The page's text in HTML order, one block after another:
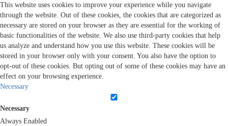
This website uses cookies to improve your experience while you navigate
through the website. Out of these cookies, the cookies that are categorized as
necessary are stored on your browser as they are essential for the working of
basic functionalities of the website. We also use third-party cookies that help
us analyze and understand how you use this website. These cookies will be
stored in your browser only with your consent. You also have the option to
opt-out of these cookies. But opting out of some of these cookies may have an
effect on your browsing experience.
Necessary
Necessary
Always Enabled